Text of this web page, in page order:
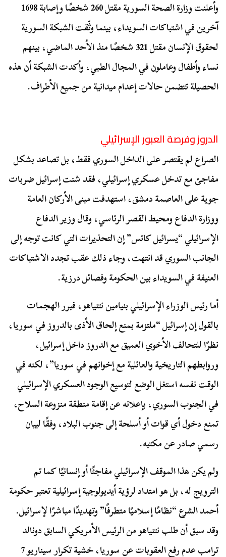
وأعلنت وزارة الصحة السورية مقتل 260 شخصًا وإصابة 1698
آخرين في اشتباكات السويداء، بينما وثّقت الشبكة السورية
لحقوق الإنسان مقتل 321 شخصًا منذ الأحد الماضي، بينهم
نساء وأطفال وعاملون في المجال الطبي، وأكدت الشبكة أن هذه
الحصيلة تتضمن حالات إعدام ميدانية من جميع الأطراف.
الدروز وفرصة العبور الإسرائيلي
الصراع لم يقتصر على الداخل السوري فقط، بل تصاعد بشكل
مفاجئ مع تدخل عسكري إسرائيلي، فقد شنت إسرائيل ضربات
جوية على العاصمة دمشق، استهدفت مبنى الأركان العامة
ووزارة الدفاع ومحيط القصر الرئاسي، وقال وزير الدفاع
الإسرائيلي “يسرائيل كاتس” إن التحذيرات التي كانت توجه إلى
الجانب السوري قد انتهت، وجاء ذلك عقب تجدد الاشتباكات
العنيفة في السويداء بين الحكومة وفصائل درزية.
أما رئيس الوزراء الإسرائيلي بنيامين نتنياهو، فبرر الهجمات
بالقول إن إسرائيل “ملتزمة بمنع إلحاق الأذى بالدروز في سوريا،
نظرًا للتحالف الأخوي العميق مع الدروز داخل إسرائيل،
وروابطهم التاريخية والعائلية مع إخوانهم في سوريا”، لكنه في
الوقت نفسه استغل الوضع لتوسيع الوجود العسكري الإسرائيلي
في الجنوب السوري، بإعلانه عن إقامة منطقة منزوعة السلاح،
تمنع دخول أي قوات أو أسلحة إلى جنوب البلاد، وفقًا لبيان
رسمي صادر عن مكتبه.
ولم يكن هذا الموقف الإسرائيلي مفاجئًا أو إنسانيًا كما تم
الترويج له، بل هو امتداد لرؤية أيديولوجية إسرائيلية تعتبر حكومة
أحمد الشرع “نظامًا إسلاميًا متطرفًا” وتهديدًا مباشرًا لإسرائيل.
وقد سبق أن طلب نتنياهو من الرئيس الأمريكي السابق دونالد
ترامب عدم رفع العقوبات عن سوريا، خشية تكرار سيناريو 7